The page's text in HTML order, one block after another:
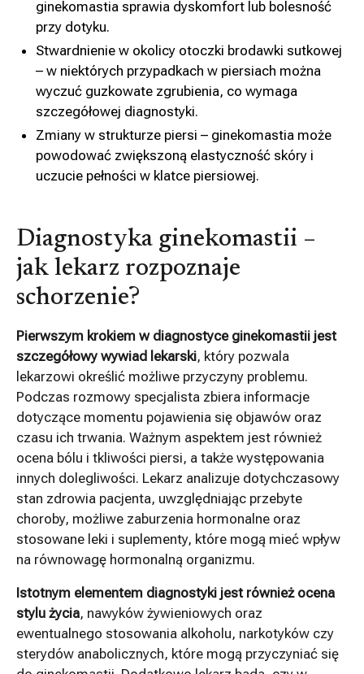
ginekomastia sprawia dyskomfort lub bolesność
przy dotyku.
Stwardnienie w okolicy otoczki brodawki sutkowej
– w niektórych przypadkach w piersiach można
wyczuć guzkowate zgrubienia, co wymaga
szczegółowej diagnostyki.
Zmiany w strukturze piersi – ginekomastia może
powodować zwiększoną elastyczność skóry i
uczucie pełności w klatce piersiowej.
Diagnostyka ginekomastii –
jak lekarz rozpoznaje
schorzenie?
Pierwszym krokiem w diagnostyce ginekomastii jest
szczegółowy wywiad lekarski, który pozwala
lekarzowi określić możliwe przyczyny problemu.
Podczas rozmowy specjalista zbiera informacje
dotyczące momentu pojawienia się objawów oraz
czasu ich trwania. Ważnym aspektem jest również
ocena bólu i tkliwości piersi, a także występowania
innych dolegliwości. Lekarz analizuje dotychczasowy
stan zdrowia pacjenta, uwzględniając przebyte
choroby, możliwe zaburzenia hormonalne oraz
stosowane leki i suplementy, które mogą mieć wpływ
na równowagę hormonalną organizmu.
Istotnym elementem diagnostyki jest również ocena
stylu życia, nawyków żywieniowych oraz
ewentualnego stosowania alkoholu, narkotyków czy
sterydów anabolicznych, które mogą przyczyniać się